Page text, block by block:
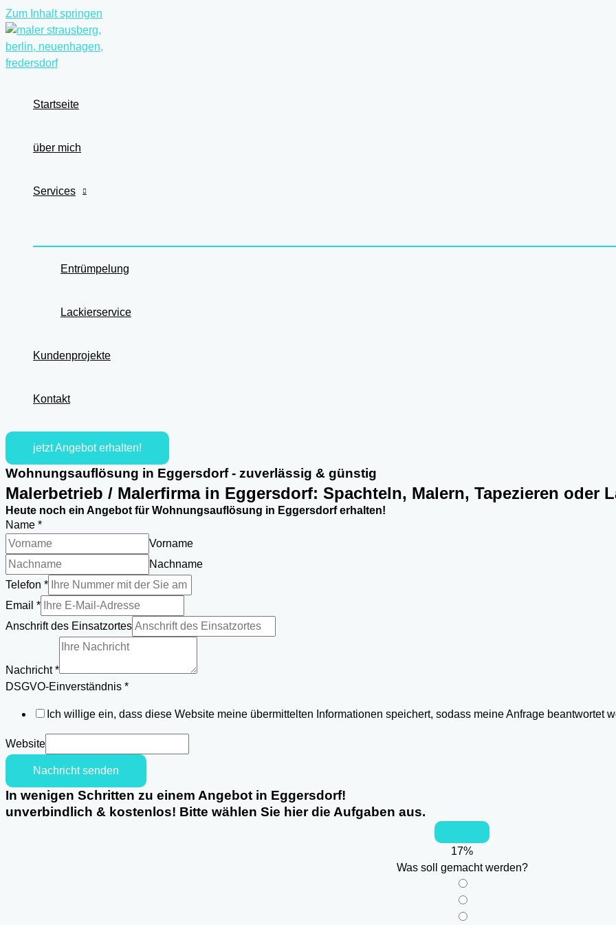
Zum Inhalt springen
Startseite
über mich
Services
Entrümpelung
Lackierservice
Kundenprojekte
Kontakt
jetzt Angebot erhalten!
Wohnungsauflösung in Eggersdorf - zuverlässig & günstig
Malerbetrieb / Malerfirma in Eggersdorf: Spachteln, Malern, Tapezieren oder
Heute noch ein Angebot für Wohnungsauflösung in Eggersdorf erhalten!
Name *
Vorname
Nachname
Telefon *
Telefon
Nachricht
Einverständnis
Email *
Anschrift des Einsatzortes
Nachricht*
DSGVO-Einverständnis *
Ich willige ein, dass diese Website meine übermittelten Informationen speichert, sodass meine Anfrage beantwortet
Website
Nachricht senden
In wenigen Schritten zu einem Angebot in Eggersdorf!
unverbindlich & kostenlos! Bitte wählen Sie hier die Aufgaben aus.
17%
Was soll gemacht werden?